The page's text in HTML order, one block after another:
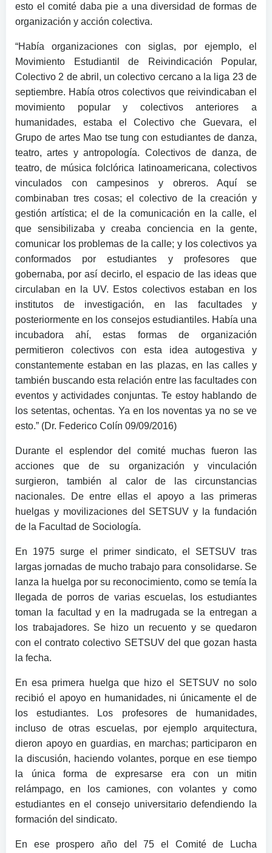
esto el comité daba pie a una diversidad de formas de
organización y acción colectiva.
“Había organizaciones con siglas, por ejemplo, el
Movimiento Estudiantil de Reivindicación Popular,
Colectivo 2 de abril, un colectivo cercano a la liga 23 de
septiembre. Había otros colectivos que reivindicaban el
movimiento popular y colectivos anteriores a
humanidades, estaba el Colectivo che Guevara, el
Grupo de artes Mao tse tung con estudiantes de danza,
teatro, artes y antropología. Colectivos de danza, de
teatro, de música folclórica latinoamericana, colectivos
vinculados con campesinos y obreros. Aquí se
combinaban tres cosas; el colectivo de la creación y
gestión artística; el de la comunicación en la calle, el
que sensibilizaba y creaba conciencia en la gente,
comunicar los problemas de la calle; y los colectivos ya
conformados por estudiantes y profesores que
gobernaba, por así decirlo, el espacio de las ideas que
circulaban en la UV. Estos colectivos estaban en los
institutos de investigación, en las facultades y
posteriormente en los consejos estudiantiles. Había una
incubadora ahí, estas formas de organización
permitieron colectivos con esta idea autogestiva y
constantemente estaban en las plazas, en las calles y
también buscando esta relación entre las facultades con
eventos y actividades conjuntas. Te estoy hablando de
los setentas, ochentas. Ya en los noventas ya no se ve
esto.” (Dr. Federico Colín 09/09/2016)
Durante el esplendor del comité muchas fueron las
acciones que de su organización y vinculación
surgieron, también al calor de las circunstancias
nacionales. De entre ellas el apoyo a las primeras
huelgas y movilizaciones del SETSUV y la fundación
de la Facultad de Sociología.
En 1975 surge el primer sindicato, el SETSUV tras
largas jornadas de mucho trabajo para consolidarse. Se
lanza la huelga por su reconocimiento, como se temía la
llegada de porros de varias escuelas, los estudiantes
toman la facultad y en la madrugada se la entregan a
los trabajadores. Se hizo un recuento y se quedaron
con el contrato colectivo SETSUV del que gozan hasta
la fecha.
En esa primera huelga que hizo el SETSUV no solo
recibió el apoyo en humanidades, ni únicamente el de
los estudiantes. Los profesores de humanidades,
incluso de otras escuelas, por ejemplo arquitectura,
dieron apoyo en guardias, en marchas; participaron en
la discusión, haciendo volantes, porque en ese tiempo
la única forma de expresarse era con un mitin
relámpago, en los camiones, con volantes y como
estudiantes en el consejo universitario defendiendo la
formación del sindicato.
En ese prospero año del 75 el Comité de Lucha